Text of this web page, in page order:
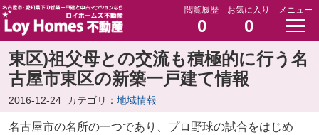
閲覧履歴
0
お気に入り
0
メニュー
東区)祖父母との交流も積極的に行う名
古屋市東区の新築一戸建て情報
2016-12-24 カテゴリ： 地域情報
名古屋市の名所の一つであり、プロ野球の試合をはじめ